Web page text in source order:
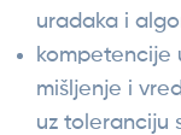
uradaka i
kompetencije
mišljenje i
uz toleranciju